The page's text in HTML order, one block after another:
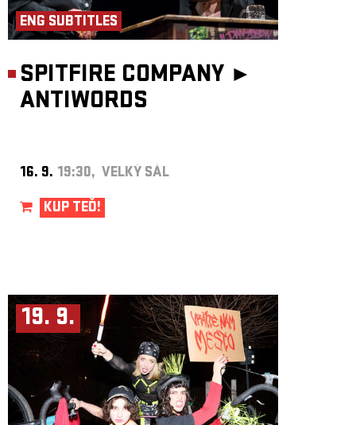
ENG SUBTITLES
SPITFIRE COMPANY ►
ANTIWORDS
16. 9. 19:30, VELKÝ SÁL
KUP TEĎ!
19. 9.